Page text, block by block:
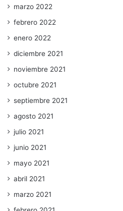
marzo 2022
febrero 2022
enero 2022
diciembre 2021
noviembre 2021
octubre 2021
septiembre 2021
agosto 2021
julio 2021
junio 2021
mayo 2021
abril 2021
marzo 2021